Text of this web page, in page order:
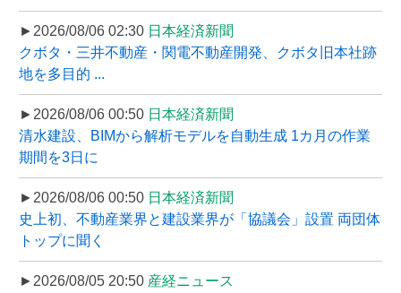
►2026/08/06 02:30 日本経済新聞
クボタ・三井不動産・関電不動産開発、クボタ旧本社跡
地を多目的 ...
►2026/08/06 00:50 日本経済新聞
清水建設、BIMから解析モデルを自動生成 1カ月の作業
期間を3日に
►2026/08/06 00:50 日本経済新聞
史上初、不動産業界と建設業界が「協議会」設置 両団体
トップに聞く
►2026/08/05 20:50 産経ニュース